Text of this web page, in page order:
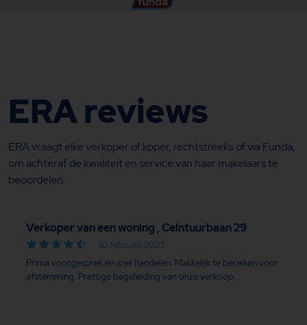
ERA reviews
ERA vraagt elke verkoper of koper, rechtstreeks of via Funda,
om achteraf de kwaliteit en service van haar makelaars te
beoordelen.
Verkoper van een woning , Ceintuurbaan 29
10 februari 2023
Prima voorgesprek en snel handelen. Makkelijk te bereiken voor
afstemming. Prettige begeleiding van onze verkoop.